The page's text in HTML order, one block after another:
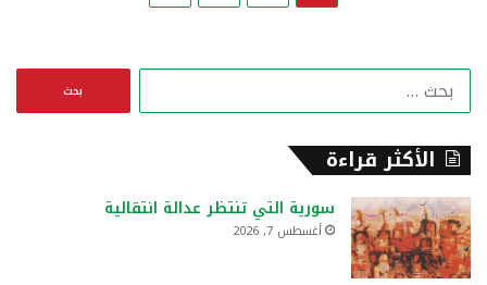
ن
الأكثر قراءة
سورية التي تنتظر عدالة انتقالية
أغسطس 7, 2026